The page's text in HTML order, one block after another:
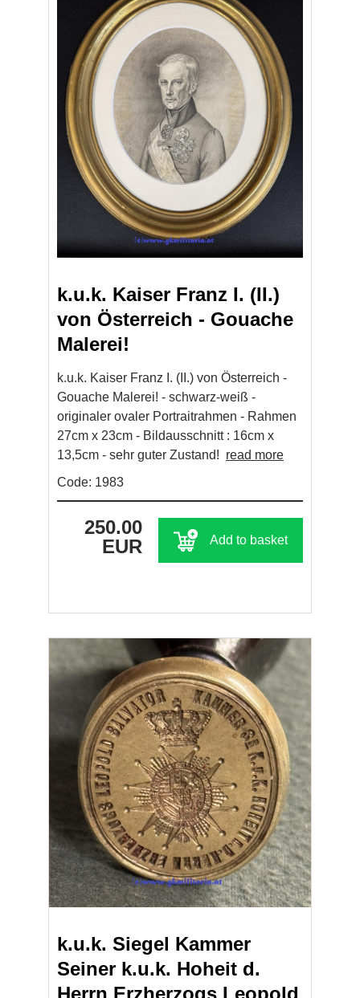
k.u.k. Kaiser Franz I. (II.)
von Österreich - Gouache
Malerei!
k.u.k. Kaiser Franz I. (II.) von Österreich -
Gouache Malerei! - schwarz-weiß -
originaler ovaler Portraitrahmen - Rahmen
27cm x 23cm - Bildausschnitt : 16cm x
13,5cm - sehr guter Zustand! read more
Code: 1983
250.00
EUR
Add to basket
k.u.k. Siegel Kammer
Seiner k.u.k. Hoheit d.
Herrn Erzherzogs Leopold